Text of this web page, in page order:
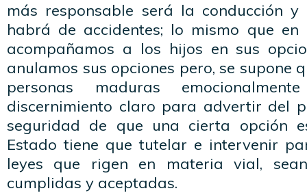
más responsable será la conducción y
habrá de accidentes; lo mismo que
acompañamos a los hijos en sus
anulamos sus opciones pero, se supone
personas maduras
discernimiento claro para advertir del
seguridad de que una cierta opción
Estado tiene que tutelar e intervenir
leyes que rigen en materia vial,
cumplidas y aceptadas.